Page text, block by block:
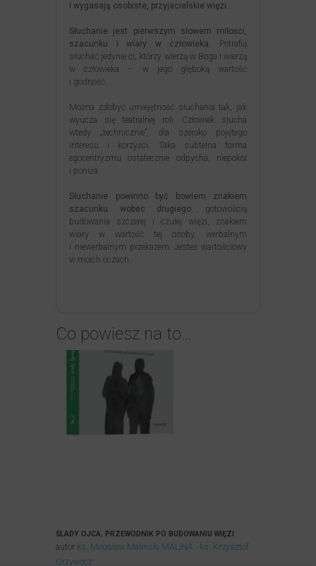
i wygasają osobiste, przyjacielskie więzi.
Słuchanie jest pierwszym słowem miłości,
szacunku i wiary w człowieka.
Potrafią
słuchać jedynie ci, którzy wierzą w Boga i wierzą
w człowieka – w jego głęboką wartość
i godność.
Można zdobyć umiejętność słuchania tak, jak
wyucza się teatralnej roli. Człowiek słucha
wtedy „technicznie”, dla szeroko pojętego
interesu i korzyści. Taka subtelna forma
egocentryzmu ostatecznie odpycha, niepokoi
i poniża.
Słuchanie powinno być bowiem znakiem
szacunku wobec drugiego, gotowością
budowania szczerej i czułej więzi, znakiem
wiary w wartość tej osoby, werbalnym
i niewerbalnym przekazem: Jesteś wartościowy
w moich oczach.
Co powiesz na to…
ŚLADY OJCA. PRZEWODNIK PO BUDOWANIU WIĘZI
autor ks. Mirosław Maliński MALINA
ks. Krzysztof
Grzywocz